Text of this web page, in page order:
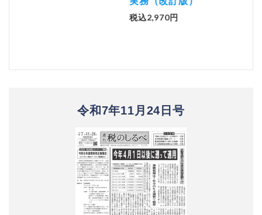
令和7年11月24日号